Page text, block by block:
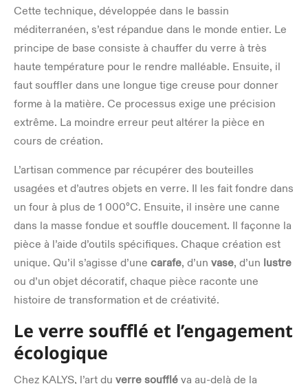
Cette technique, développée dans le bassin
méditerranéen, s’est répandue dans le monde entier. Le
principe de base consiste à chauffer du verre à très
haute température pour le rendre malléable. Ensuite, il
faut souffler dans une longue tige creuse pour donner
forme à la matière. Ce processus exige une précision
extrême. La moindre erreur peut altérer la pièce en
cours de création.
L’artisan commence par récupérer des bouteilles
usagées et d’autres objets en verre. Il les fait fondre dans
un four à plus de 1 000°C. Ensuite, il insère une canne
dans la masse fondue et souffle doucement. Il façonne la
pièce à l’aide d’outils spécifiques. Chaque création est
unique. Qu’il s’agisse d’une carafe, d’un vase, d’un lustre
ou d’un objet décoratif, chaque pièce raconte une
histoire de transformation et de créativité.
Le verre soufflé et l’engagement
écologique
Chez KALYS, l’art du verre soufflé va au-delà de la